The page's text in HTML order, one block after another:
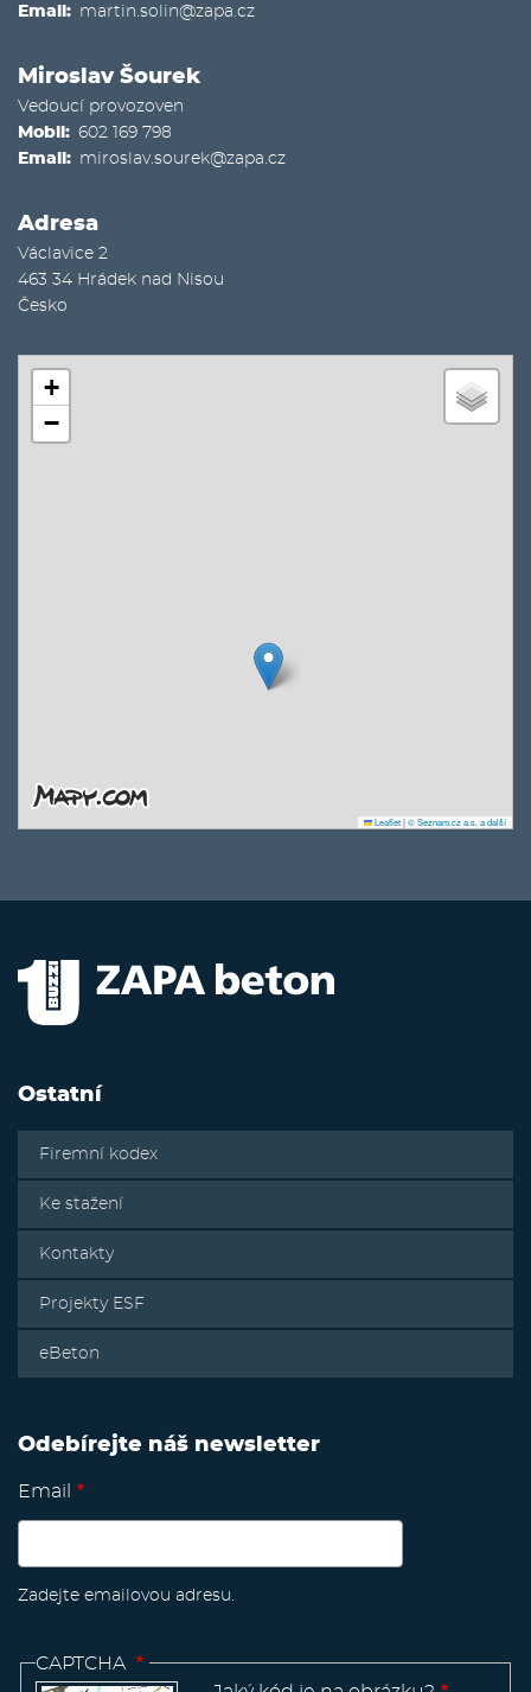
Email
martin.solin@zapa.cz
Miroslav Šourek
Vedoucí provozoven
Mobil
602 169 798
Email
miroslav.sourek@zapa.cz
Adresa
Václavice 2
463 34 Hrádek nad Nisou
Česko
+
−
Leaflet|© Seznam.cz a.s. a další
Ostatní
Firemní kodex
Ke stažení
Kontakty
Projekty ESF
eBeton
Odebírejte náš newsletter
Email
Zadejte emailovou adresu.
CAPTCHA